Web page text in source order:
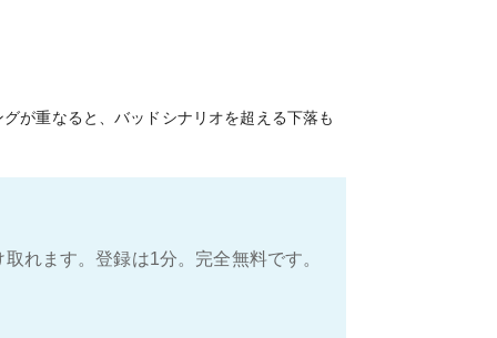
が重なると、バッドシナリオを超える下落も
れます。登録は1分。完全無料です。